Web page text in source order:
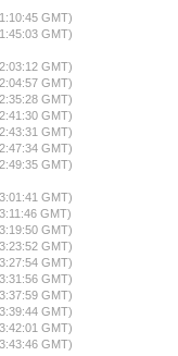
GMT)
GMT)
GMT)
GMT)
GMT)
GMT)
GMT)
GMT)
GMT)
GMT)
GMT)
GMT)
GMT)
GMT)
GMT)
GMT)
GMT)
GMT)
GMT)